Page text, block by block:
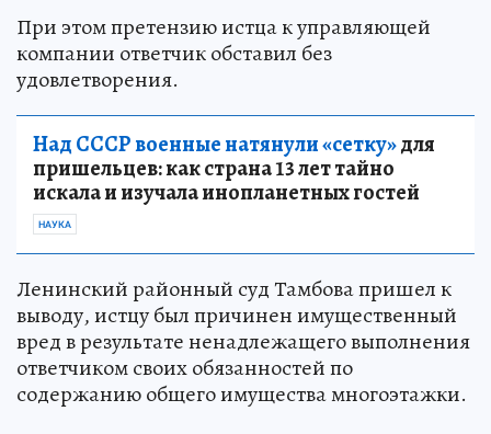
При этом претензию истца к управляющей
компании ответчик обставил без
удовлетворения.
Над СССР военные натянули «сетку»для
пришельцев: как страна 13 лет тайно
искала и изучала инопланетных гостей
НАУКА
Ленинский районный суд Тамбова пришел к
выводу, истцу был причинен имущественный
вред в результате ненадлежащего выполнения
ответчиком своих обязанностей по
содержанию общего имущества многоэтажки.